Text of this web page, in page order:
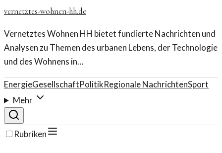
vernetztes-wohnen-hh.de
Vernetztes Wohnen HH bietet fundierte Nachrichten und
Analysen zu Themen des urbanen Lebens, der Technologie
und des Wohnens in…
EnergieGesellschaftPolitikRegionale NachrichtenSport
Mehr
Rubriken